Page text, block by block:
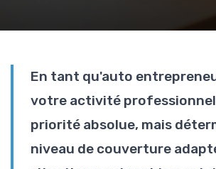
En tant qu'auto
votre activité
priorité absolue, mais
niveau de couverture